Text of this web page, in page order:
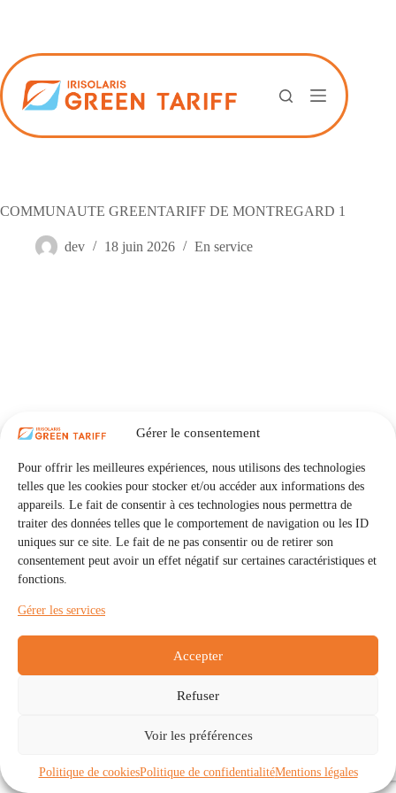
Gérer le consentement
Pour offrir les meilleures expériences, nous utilisons des technologies
telles que les cookies pour stocker et/ou accéder aux informations des
appareils. Le fait de consentir à ces technologies nous permettra de
traiter des données telles que le comportement de navigation ou les ID
uniques sur ce site. Le fait de ne pas consentir ou de retirer son
consentement peut avoir un effet négatif sur certaines caractéristiques et
fonctions.
Gérer les services
Accepter
Refuser
Voir les préférences
Politique de cookiesPolitique de confidentialitéMentions légales
COMMUNAUTE GREENTARIFF DE MONTREGARD 1
dev 18 juin 2026 En service
Communautés
À propos
Politique de cookies (UE)